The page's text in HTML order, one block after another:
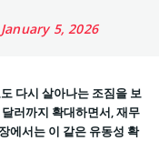
January 5, 2026
다시 살아나는 조짐을 보
러까지 확대하면서, 재무
에서는 이 같은 유동성 확